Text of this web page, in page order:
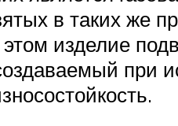
в таких же
изделие
при